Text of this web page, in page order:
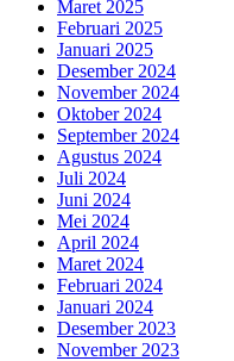
Maret 2025
Februari 2025
Januari 2025
Desember 2024
November 2024
Oktober 2024
September 2024
Agustus 2024
Juli 2024
Juni 2024
Mei 2024
April 2024
Maret 2024
Februari 2024
Januari 2024
Desember 2023
November 2023